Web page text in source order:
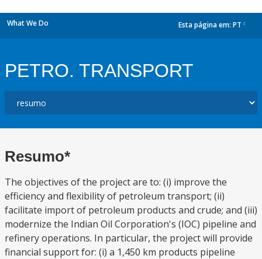
What We Do Esta página em: PT
PETRO. TRANSPORT
Resumo*
The objectives of the project are to: (i) improve the
efficiency and flexibility of petroleum transport; (ii)
facilitate import of petroleum products and crude; and (iii)
modernize the Indian Oil Corporation's (IOC) pipeline and
refinery operations. In particular, the project will provide
financial support for: (i) a 1,450 km products pipeline